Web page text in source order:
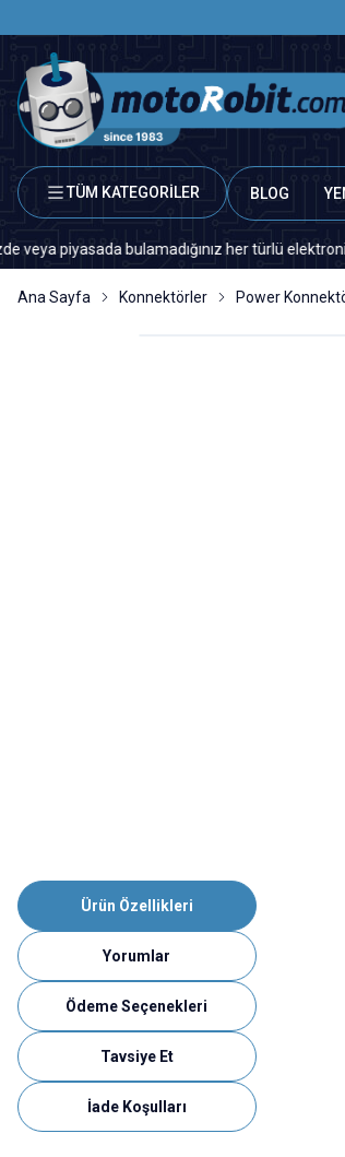
TÜM KATEGORİLER BLOG
piyasada bulamadığınız her türlü elektronik ve
Ana Sayfa Konnektörler Power
Ürün Özellikleri
Yorumlar
Ödeme Seçenekleri
Tavsiye Et
İade Koşulları